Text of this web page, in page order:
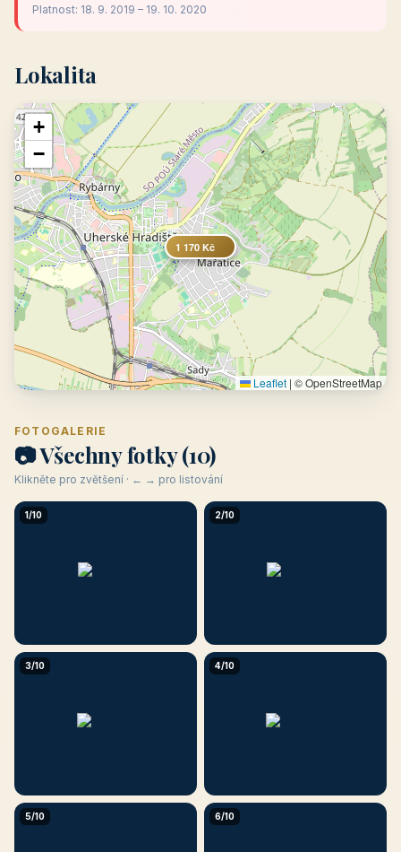
Platnost: 18. 9. 2019 – 19. 10. 2020
Lokalita
1 170 Kč
+
−
Leaflet | © OpenStreetMap
FOTOGALERIE
📷 Všechny fotky (10)
Klikněte pro zvětšení · ← → pro listování
1/10 2/10
3/10 4/10
5/10 6/10